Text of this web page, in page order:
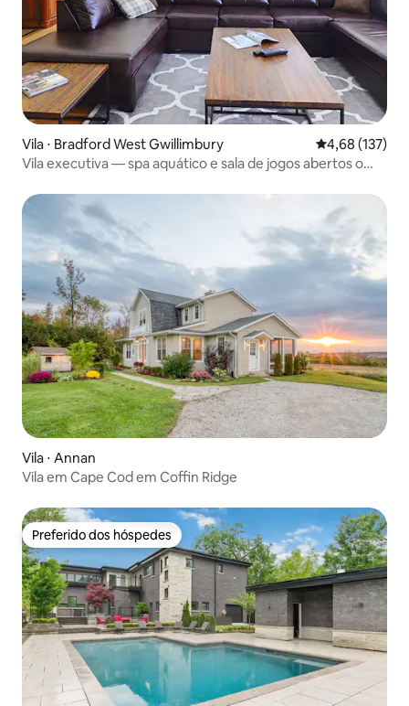
Vila ⋅ Bradford West Gwillimbury 4,68 de uma
4,68 (137)
Vila executiva — spa aquático e sala de jogos abertos o
Vila ⋅ Annan
Vila em Cape Cod em Coffin Ridge
Preferido dos hóspedes
Preferido dos hóspedes